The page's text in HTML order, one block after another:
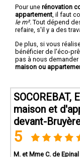
Pour une rénovation
appartement , il faut
le m². Tout dépend
refaire, s'il y a des
De plus, si vous
bénéficier de l'éco-
pas à nous
maison ou
maison et
devant-
5
M. et Mme C. de Epinal